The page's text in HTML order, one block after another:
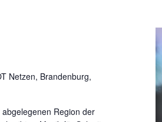
Netzen, Brandenburg,
Region der